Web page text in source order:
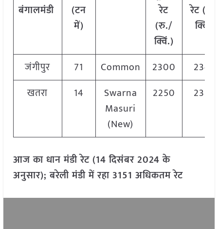
बंगालमंडी
(टन
में)
रेट
(रु./
क्विं.)
रेट
क्विं.)
जंगीपुर 71 Common 2300
2340
खतरा
14
Swarna
Masuri
(New)
2250 2320
आज का धान मंडी रेट (14 दिसंबर 2024 के
अनुसार); बरेली मंडी में रहा 3151 अधिकतम रेट